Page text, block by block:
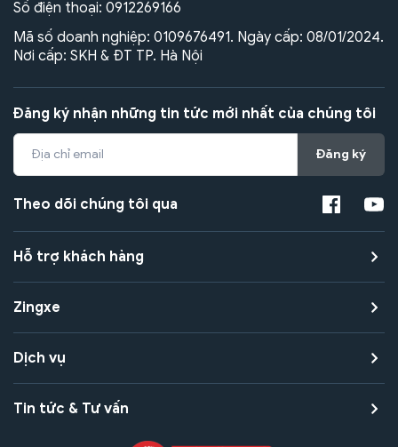
Số điện thoại: 0912269166
Mã số doanh nghiệp: 0109676491. Ngày cấp: 08/01/2024.
Nơi cấp: SKH & ĐT TP. Hà Nội
Đăng ký nhận những tin tức mới nhất của chúng tôi
Đăng ký
Theo dõi chúng tôi qua
Hỗ trợ khách hàng
Zingxe
Dịch vụ
Tin tức & Tư vấn